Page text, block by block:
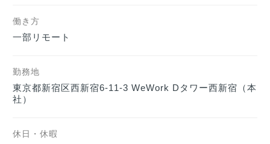
働き方
一部リモート
勤務地
東京都新宿区西新宿6-11-3 WeWork Dタワー西新宿（本
社）
休日・休暇